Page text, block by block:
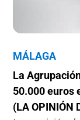
MÁLAGA
La
50.000 euros
(LA OPINIÓN